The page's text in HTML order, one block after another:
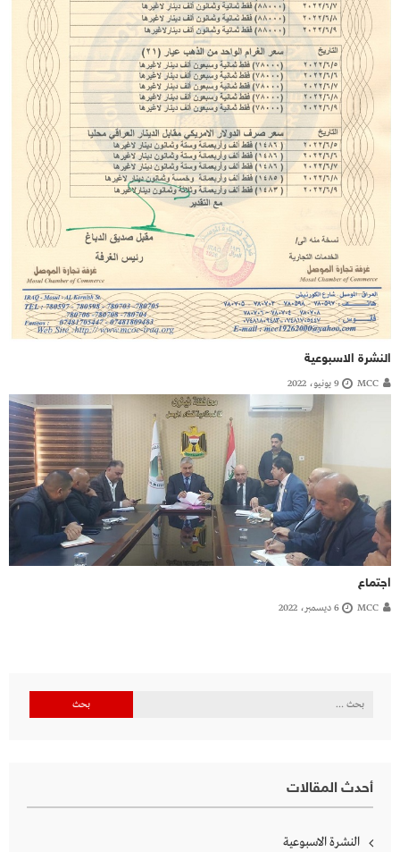
النشرة الاسبوعية
MCC 9 يونيو، 2022
اجتماع
MCC 6 ديسمبر، 2022
البحث
أحدث المقالات
النشرة الاسبوعية